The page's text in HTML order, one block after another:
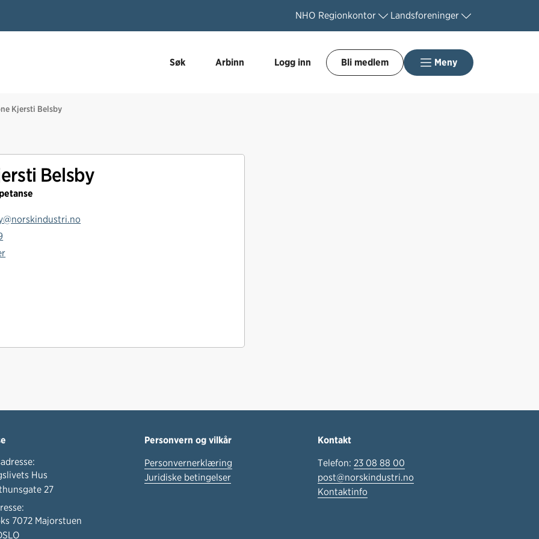
NHO Regionkontor Landsforeninger
Søk Arbinn Logg inn Bli medlem Meny
Kjersti Belsby
Belsby
Hus
27
7072 Majorstuen
Personvern og vilkår
Personvernerklæring
Juridiske betingelser
Kontakt
Telefon: 23 08 88 00
post@norskindustri.no
Kontaktinfo